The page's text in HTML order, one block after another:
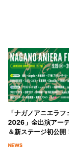
「ナガノアニエラフ
2026」全出演アー
＆新ステージ初公開
NEWS